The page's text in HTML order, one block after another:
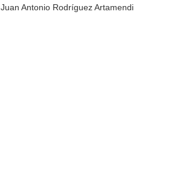
Juan Antonio Rodríguez Artamendi